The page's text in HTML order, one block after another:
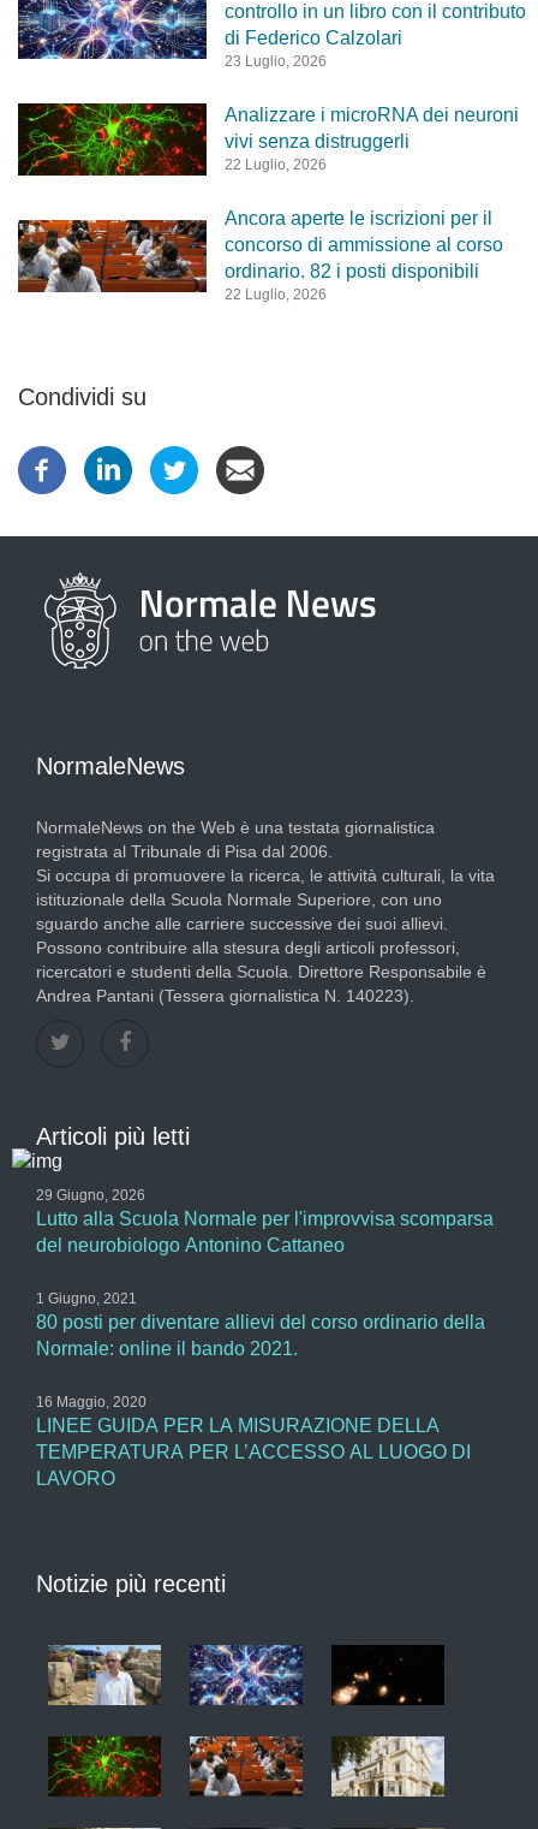
controllo in un libro con il contributo
di Federico Calzolari
23 Luglio, 2026
Analizzare i microRNA dei neuroni
vivi senza distruggerli
22 Luglio, 2026
Ancora aperte le iscrizioni per il
concorso di ammissione al corso
ordinario. 82 i posti disponibili
22 Luglio, 2026
Condividi su
NormaleNews
NormaleNews on the Web è una testata giornalistica
registrata al Tribunale di Pisa dal 2006.
Si occupa di promuovere la ricerca, le attività culturali, la vita
istituzionale della Scuola Normale Superiore, con uno
sguardo anche alle carriere successive dei suoi allievi.
Possono contribuire alla stesura degli articoli professori,
ricercatori e studenti della Scuola. Direttore Responsabile è
Andrea Pantani (Tessera giornalistica N. 140223).
Articoli più letti
29 Giugno, 2026
Lutto alla Scuola Normale per l'improvvisa scomparsa
del neurobiologo Antonino Cattaneo
1 Giugno, 2021
80 posti per diventare allievi del corso ordinario della
Normale: online il bando 2021.
16 Maggio, 2020
LINEE GUIDA PER LA MISURAZIONE DELLA
TEMPERATURA PER L’ACCESSO AL LUOGO DI
LAVORO
Notizie più recenti